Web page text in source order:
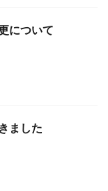
について
ました